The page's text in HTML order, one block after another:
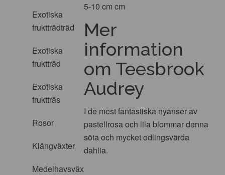
Exotiska
fruktträdträd
Exotiska
fruktträd
Exotiska
fruktträs
Rosor
Klängväxter
Medelhavsväxter
5-10 cm cm
Mer
information
om Teesbrook
Audrey
I de mest fantastiska nyanser av
pastellrosa och lila blommar denna
söta och mycket odlingsvärda
dahlia.